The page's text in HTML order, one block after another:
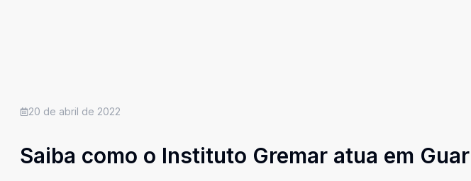
20 de abril de 2022
Saiba como o Instituto Gremar atua em